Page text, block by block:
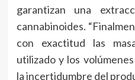
garantizan una
cannabinoides.
con exactitud las
utilizado y los
la incertidumbre del